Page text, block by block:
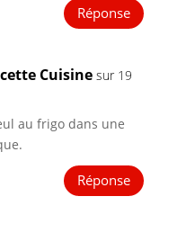
Réponse
Cuisine sur 19
au frigo dans une
Réponse